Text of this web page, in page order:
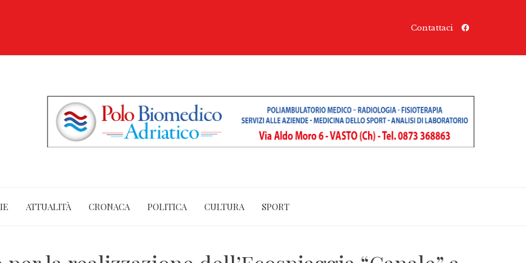
Contattaci
ATTUALITÀ CRONACA POLITICA CULTURA SPORT